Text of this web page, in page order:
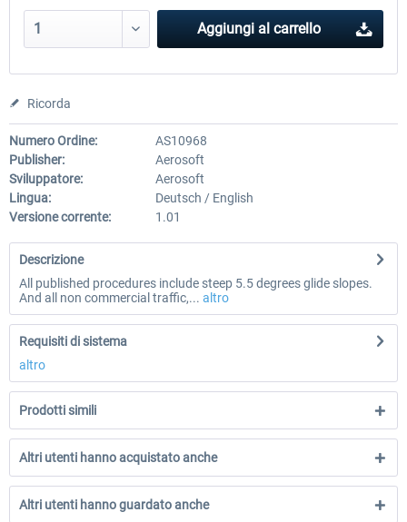
Aggiungi al carrello
Ricorda
Numero Ordine:
AS10968
Publisher:
Aerosoft
Sviluppatore:
Aerosoft
Lingua:
Deutsch / English
Versione corrente:
1.01
Descrizione
All published procedures include steep 5.5 degrees glide slopes.
And all non commercial traffic,... altro
Requisiti di sistema
altro
Prodotti simili
Altri utenti hanno acquistato anche
Altri utenti hanno guardato anche